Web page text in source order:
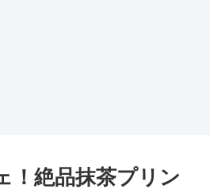
！絶品抹茶プリン